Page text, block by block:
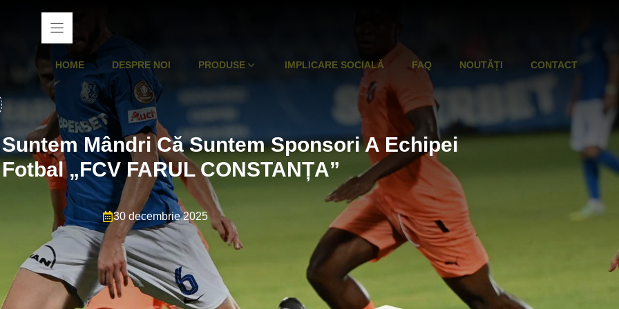
HOME DESPRE NOI PRODUSE IMPLICARE SOCIALĂ FAQ NOUTĂȚI CONTACT
Mândri Că Suntem Sponsori A Echipei
„FCV FARUL CONSTANȚA”
30 decembrie 2025